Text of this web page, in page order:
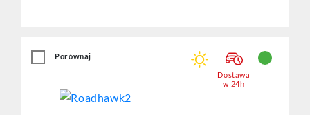
Porównaj
Dostawa
w 24h